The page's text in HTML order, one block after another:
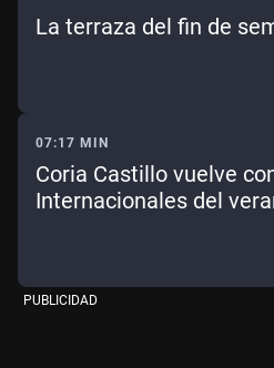
Borrar Mes actual
La terraza del fin de
07:17 MIN
Coria Castillo vuelve
Internacionales del
PUBLICIDAD